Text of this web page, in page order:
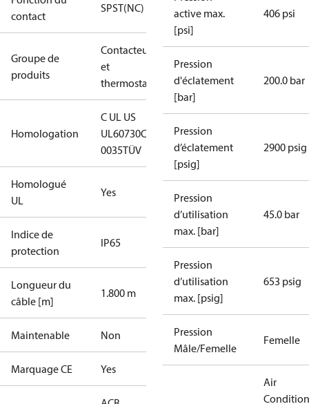
contact
SPST(NC)
Groupe de
produits
Contacteurs
et
thermostats
Homologation
C UL US
UL60730CE
0035TÜV
Homologué
UL
Yes
Indice de
protection
IP65
Longueur du
câble [m]
1.800 m
Maintenable Non
Marquage CE Yes
active max.
[psi]
406 psi
Pression
d'éclatement
[bar]
200.0 bar
Pression
d’éclatement
[psig]
2900 psig
Pression
d’utilisation
max. [bar]
45.0 bar
Pression
d’utilisation
max. [psig]
653 psig
Pression
Mâle/Femelle
Femelle
Air